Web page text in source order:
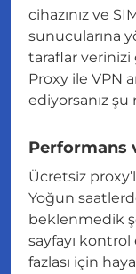
cihazınız ve
sunucularına
taraflar
Proxy ile VPN
ediyorsanız şu
Performans
Ücretsiz
Yoğun
beklenmedik
sayfayı
fazlası için